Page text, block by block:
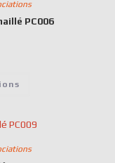
PC006